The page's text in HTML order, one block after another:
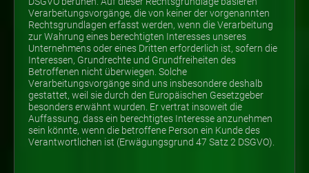
Verarbeitungsvorgänge, die von keiner der vorgenannten
Rechtsgrundlagen erfasst werden, wenn die Verarbeitung
zur Wahrung eines berechtigten Interesses unseres
Unternehmens oder eines Dritten erforderlich ist, sofern die
Interessen, Grundrechte und Grundfreiheiten des
Betroffenen nicht überwiegen. Solche
Verarbeitungsvorgänge sind uns insbesondere deshalb
gestattet, weil sie durch den Europäischen Gesetzgeber
besonders erwähnt wurden. Er vertrat insoweit die
Auffassung, dass ein berechtigtes Interesse anzunehmen
sein könnte, wenn die betroffene Person ein Kunde des
Verantwortlichen ist (Erwägungsgrund 47 Satz 2 DSGVO).